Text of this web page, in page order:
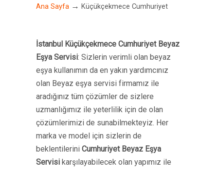
Ana Sayfa → Küçükçekmece Cumhuriyet
İstanbul Küçükçekmece Cumhuriyet Beyaz
Eşya Servisi: Sizlerin verimli olan beyaz
eşya kullanımın da en yakın yardımcınız
olan Beyaz eşya servisi firmamız ile
aradığınız tüm çözümler de sizlere
uzmanlığımız ile yeterlilik için de olan
çözümlerimizi de sunabilmekteyiz. Her
marka ve model için sizlerin de
beklentilerini Cumhuriyet Beyaz Eşya
Servisi karşılayabilecek olan yapımız ile